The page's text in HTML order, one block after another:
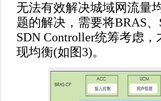
无法有效解决城域网流量
题的解决，需要将BRAS
SDN Controller统筹考虑
现均衡(如图3)。